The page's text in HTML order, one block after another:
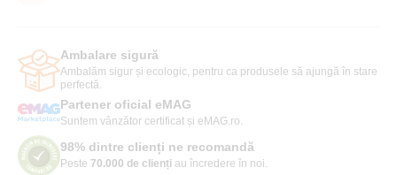
Ambalare sigură
Ambalăm sigur și ecologic, pentru ca produsele să ajungă în stare
perfectă.
Partener oficial eMAG
Suntem vânzător certificat și eMAG.ro.
98% dintre clienți ne recomandă
Peste 70.000 de clienți au încredere în noi.